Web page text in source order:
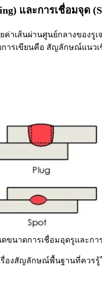
และการเชื่อมจุด
าเส้นผ่านศูนย์กลางของรูเ
การเขียนคือ สัญลักษณ์แนว
ขนาดการเชื่อมอุดรูและกา
องสัญลักษณ์พื้นฐานที่ควรรู้